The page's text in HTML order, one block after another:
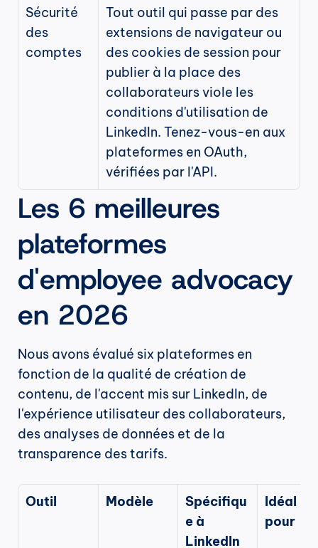
Sécurité
des
comptes
Tout outil qui passe par des
extensions de navigateur ou
des cookies de session pour
publier à la place des
collaborateurs viole les
conditions d'utilisation de
LinkedIn. Tenez-vous-en aux
plateformes en OAuth,
vérifiées par l'API.
Les 6 meilleures
plateformes
d'employee advocacy
en 2026
Nous avons évalué six plateformes en
fonction de la qualité de création de
contenu, de l'accent mis sur LinkedIn, de
l'expérience utilisateur des collaborateurs,
des analyses de données et de la
transparence des tarifs.
Outil Modèle
Spécifiqu
e à
LinkedIn
Idéal
pour